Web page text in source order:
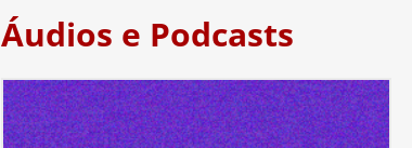
Áudios e Podcasts